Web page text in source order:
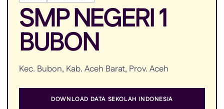
SMP NEGERI 1
BUBON
Kec. Bubon, Kab. Aceh Barat, Prov. Aceh
DOWNLOAD DATA SEKOLAH INDONESIA